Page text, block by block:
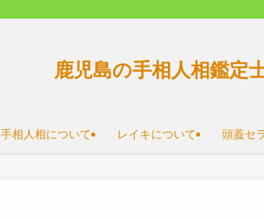
鹿児島の手相人相鑑定
手相人相について レイキについて 頭蓋セ